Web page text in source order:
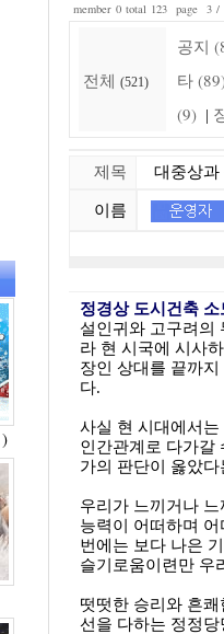
member 0 total 123 page 3 /
전체 (521)
공지
타
(9) |
제목 대중상과
이름
정경상 도시건축 소
설인귀와 고구려의
라 현 시국에 시사
장인 상대를 끝까
다.
사실 현 시대에서
인간관계로 다가갈
가의 판단이 옳았
우리가 느끼거나
능력이 어떠하며
번에는 보다 나은
슬기로움이련만 우
떳떳한 승리와 흔
선을 다하는 정정